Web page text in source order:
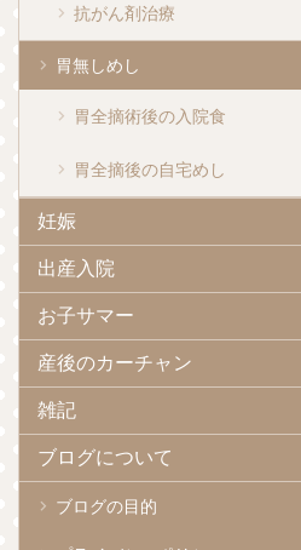
抗がん剤治療
胃無しめし
胃全摘術後の入院食
胃全摘後の自宅めし
妊娠
出産入院
お子サマー
産後のカーチャン
雑記
ブログについて
ブログの目的